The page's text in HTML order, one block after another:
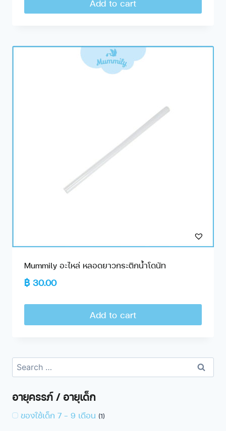
Add to cart
Mummily อะไหล่ หลอดยาวกระติกน้ำโดนัท
฿ 30.00
Add to cart
อายุครรภ์ / อายุเด็ก
ของใช้เด็ก 7 - 9 เดือน (1)